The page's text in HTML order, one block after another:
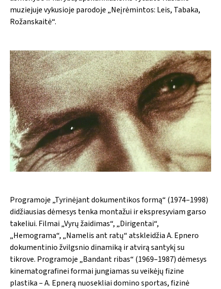
muziejuje vykusioje parodoje „Neįrėmintos: Leis, Tabaka,
Rožanskaitė“.
Programoje „Tyrinėjant dokumentikos formą“ (1974–1998)
didžiausias dėmesys tenka montažui ir ekspresyviam garso
takeliui. Filmai „Vyrų žaidimas“, „Dirigentai“,
„Hemograma“, „Namelis ant ratų“ atskleidžia A. Epnero
dokumentinio žvilgsnio dinamiką ir atvirą santykį su
tikrove. Programoje „Bandant ribas“ (1969–1987) dėmesys
kinematografinei formai jungiamas su veikėjų fizine
plastika – A. Epnerą nuosekliai domino sportas, fizinė